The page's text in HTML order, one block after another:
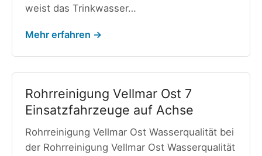
weist das Trinkwasser…
Mehr erfahren →
Rohrreinigung Vellmar Ost 7
Einsatzfahrzeuge auf Achse
Rohrreinigung Vellmar Ost Wasserqualität bei
der Rohrreinigung Vellmar Ost Wasserqualität